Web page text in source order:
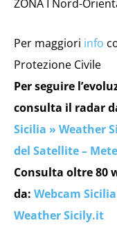
ZONA I Nord-
Per maggiori info
Protezione Civile
Per seguire
consulta il radar
Sicilia » Weather
del Satellite –
Consulta oltre 80
da: Webcam
Weather Sicily.it